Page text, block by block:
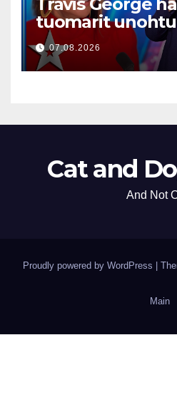
tuomarit
esityksellään
07.08.2026
Cat and
And Not
Proudly powered by WordPress
Main